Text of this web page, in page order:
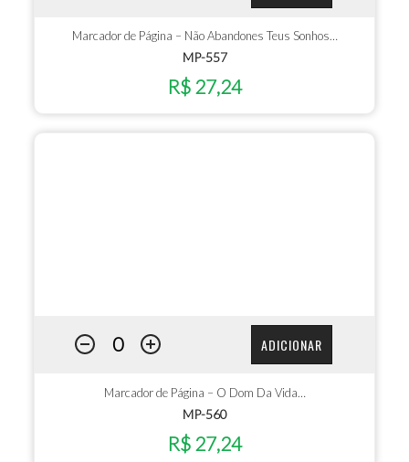
Marcador de Página – Não Abandones Teus Sonhos…
MP-557
R$ 27,24
ADICIONAR
Marcador de Página – O Dom Da Vida…
MP-560
R$ 27,24